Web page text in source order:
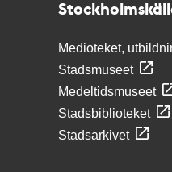
Medioteket,
Stadsmuseet
Medeltidsmuseet
Stadsbiblioteket
Stadsarkivet